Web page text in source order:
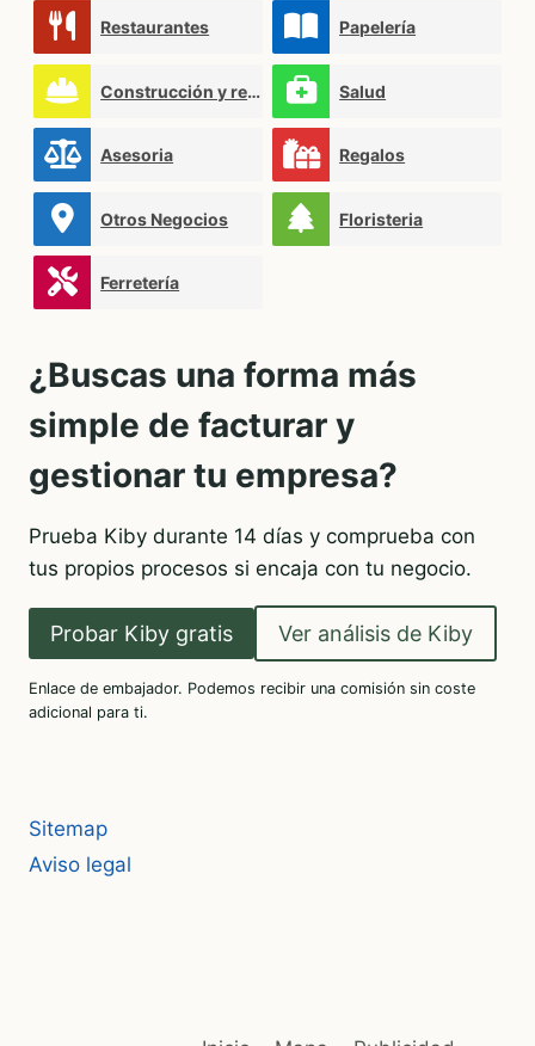
Restaurantes Papelería
Construcción y reformas Salud
Asesoria Regalos
Otros Negocios Floristeria
Ferretería
¿Buscas una forma más
simple de facturar y
gestionar tu empresa?
Prueba Kiby durante 14 días y comprueba con
tus propios procesos si encaja con tu negocio.
Probar Kiby gratis Ver análisis de Kiby
Enlace de embajador. Podemos recibir una comisión sin coste
adicional para ti.
Sitemap
Aviso legal